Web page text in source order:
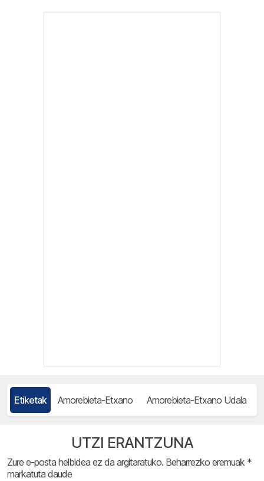
Etiketak Amorebieta-Etxano Amorebieta-Etxano Udala
UTZI ERANTZUNA
Zure e-posta helbidea ez da argitaratuko. Beharrezko eremuak *
markatuta daude